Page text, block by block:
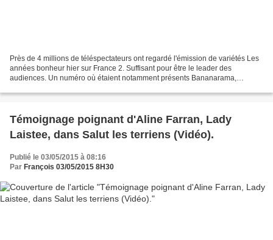
Près de 4 millions de téléspectateurs ont regardé l'émission de variétés Les
années bonheur hier sur France 2. Suffisant pour être le leader des
audiences. Un numéro où étaient notamment présents Bananarama,
Témoignage poignant d'Aline Farran, Lady
Laistee, dans Salut les terriens (Vidéo).
Publié le 03/05/2015 à 08:16
Par François 03/05/2015 8H30